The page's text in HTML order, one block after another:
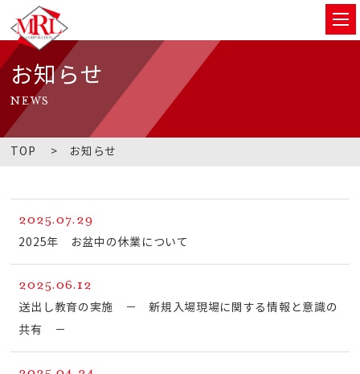
お知らせ
NEWS
TOP お知らせ
2025.07.29
2025年 お盆中の休業について
2025.06.12
送出し教育の実施 － 新規入場現場に関する情報と意識の
共有 －